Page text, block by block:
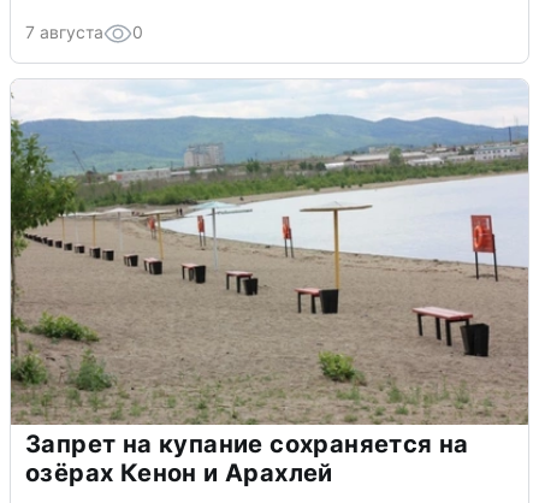
7 августа 0
Запрет на купание сохраняется на
озёрах Кенон и Арахлей